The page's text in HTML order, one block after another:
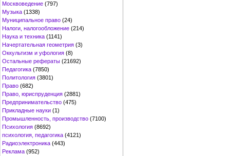
Москвоведение (797)
Музыка (1338)
Муниципальное право (24)
Налоги, налогообложение (214)
Наука и техника (1141)
Начертательная геометрия (3)
Оккультизм и уфология (8)
Остальные рефераты (21692)
Педагогика (7850)
Политология (3801)
Право (682)
Право, юриспруденция (2881)
Предпринимательство (475)
Прикладные науки (1)
Промышленность, производство (7100)
Психология (8692)
психология, педагогика (4121)
Радиоэлектроника (443)
Реклама (952)